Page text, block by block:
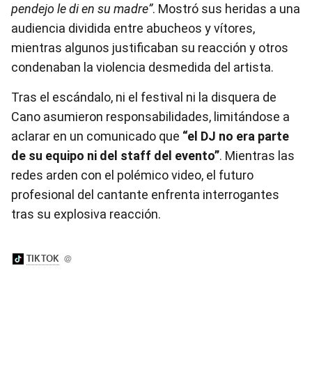
pendejo le di en su madre”. Mostró sus heridas a una
audiencia dividida entre abucheos y vítores,
mientras algunos justificaban su reacción y otros
condenaban la violencia desmedida del artista.
Tras el escándalo, ni el festival ni la disquera de
Cano asumieron responsabilidades, limitándose a
aclarar en un comunicado que “el DJ no era parte
de su equipo ni del staff del evento”. Mientras las
redes arden con el polémico video, el futuro
profesional del cantante enfrenta interrogantes
tras su explosiva reacción.